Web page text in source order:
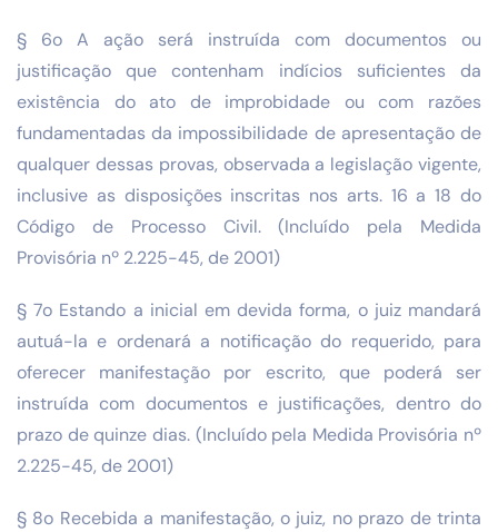
§ 6o A ação será instruída com documentos ou
justificação que contenham indícios suficientes da
existência do ato de improbidade ou com razões
fundamentadas da impossibilidade de apresentação de
qualquer dessas provas, observada a legislação vigente,
inclusive as disposições inscritas nos arts. 16 a 18 do
Código de Processo Civil. (Incluído pela Medida
Provisória nº 2.225-45, de 2001)
§ 7o Estando a inicial em devida forma, o juiz mandará
autuá-la e ordenará a notificação do requerido, para
oferecer manifestação por escrito, que poderá ser
instruída com documentos e justificações, dentro do
prazo de quinze dias. (Incluído pela Medida Provisória nº
2.225-45, de 2001)
§ 8o Recebida a manifestação, o juiz, no prazo de trinta